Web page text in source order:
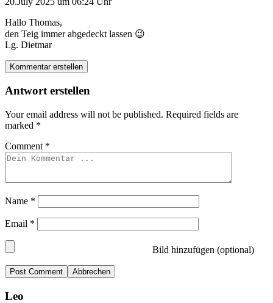
Hallo Thomas,
den Teig immer abgedeckt lassen 😉
Lg. Dietmar
Kommentar erstellen
Antwort erstellen
Your email address will not be published. Required fields are
marked *
Comment *
Name *
Email *
Bild hinzufügen (optional)
Abbrechen
Leo